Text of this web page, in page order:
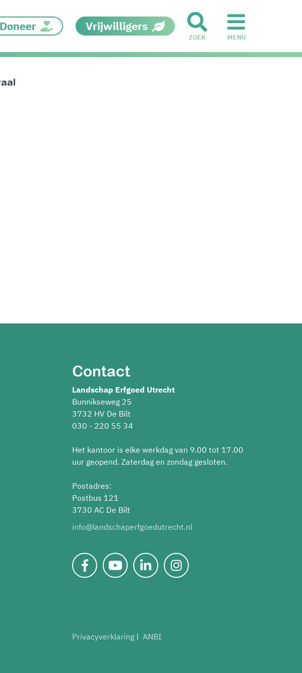
Doneer Vrijwilligers
ZOEK MENU
Contact
Landschap Erfgoed Utrecht
Bunnikseweg 25
3732 HV De Bilt
030 - 220 55 34
Het kantoor is elke werkdag van 9.00 tot 17.00
uur geopend. Zaterdag en zondag gesloten.
Postadres:
Postbus 121
3730 AC De Bilt
info@landschaperfgoedutrecht.nl
Privacyverklaring ANBI